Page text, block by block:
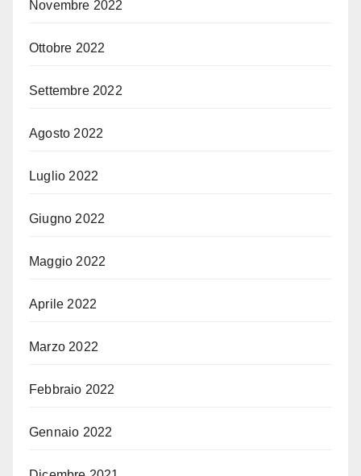
Novembre 2022
Ottobre 2022
Settembre 2022
Agosto 2022
Luglio 2022
Giugno 2022
Maggio 2022
Aprile 2022
Marzo 2022
Febbraio 2022
Gennaio 2022